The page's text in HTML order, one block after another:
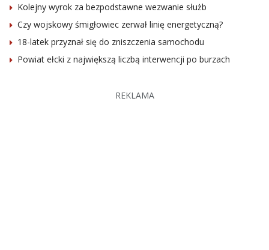
Kolejny wyrok za bezpodstawne wezwanie służb
Czy wojskowy śmigłowiec zerwał linię energetyczną?
18-latek przyznał się do zniszczenia samochodu
Powiat ełcki z największą liczbą interwencji po burzach
REKLAMA